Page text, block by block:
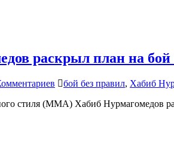
раскрыл план на бой
бой без правил, Хабиб
стиля (ММА) Хабиб Нурмагомедов